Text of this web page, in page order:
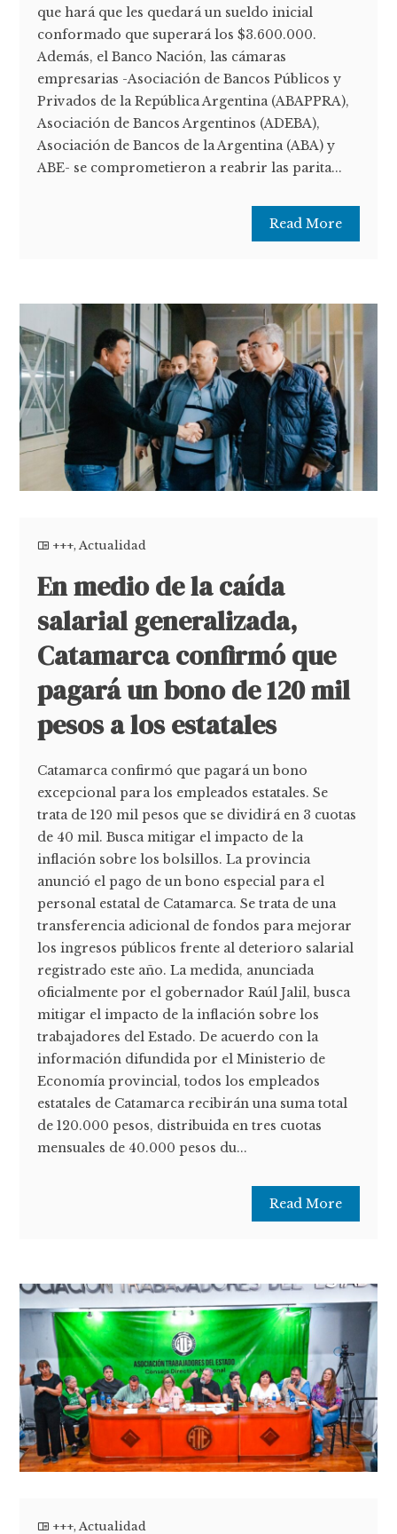
que hará que les quedará un sueldo inicial
conformado que superará los $3.600.000.
Además, el Banco Nación, las cámaras
empresarias -Asociación de Bancos Públicos y
Privados de la República Argentina (ABAPPRA),
Asociación de Bancos Argentinos (ADEBA),
Asociación de Bancos de la Argentina (ABA) y
ABE- se comprometieron a reabrir las parita...
Read More
+++,Actualidad
En medio de la caída
salarial generalizada,
Catamarca confirmó que
pagará un bono de 120 mil
pesos a los estatales
Catamarca confirmó que pagará un bono
excepcional para los empleados estatales. Se
trata de 120 mil pesos que se dividirá en 3 cuotas
de 40 mil. Busca mitigar el impacto de la
inflación sobre los bolsillos. La provincia
anunció el pago de un bono especial para el
personal estatal de Catamarca. Se trata de una
transferencia adicional de fondos para mejorar
los ingresos públicos frente al deterioro salarial
registrado este año. La medida, anunciada
oficialmente por el gobernador Raúl Jalil, busca
mitigar el impacto de la inflación sobre los
trabajadores del Estado. De acuerdo con la
información difundida por el Ministerio de
Economía provincial, todos los empleados
estatales de Catamarca recibirán una suma total
de 120.000 pesos, distribuida en tres cuotas
mensuales de 40.000 pesos du...
Read More
+++,Actualidad